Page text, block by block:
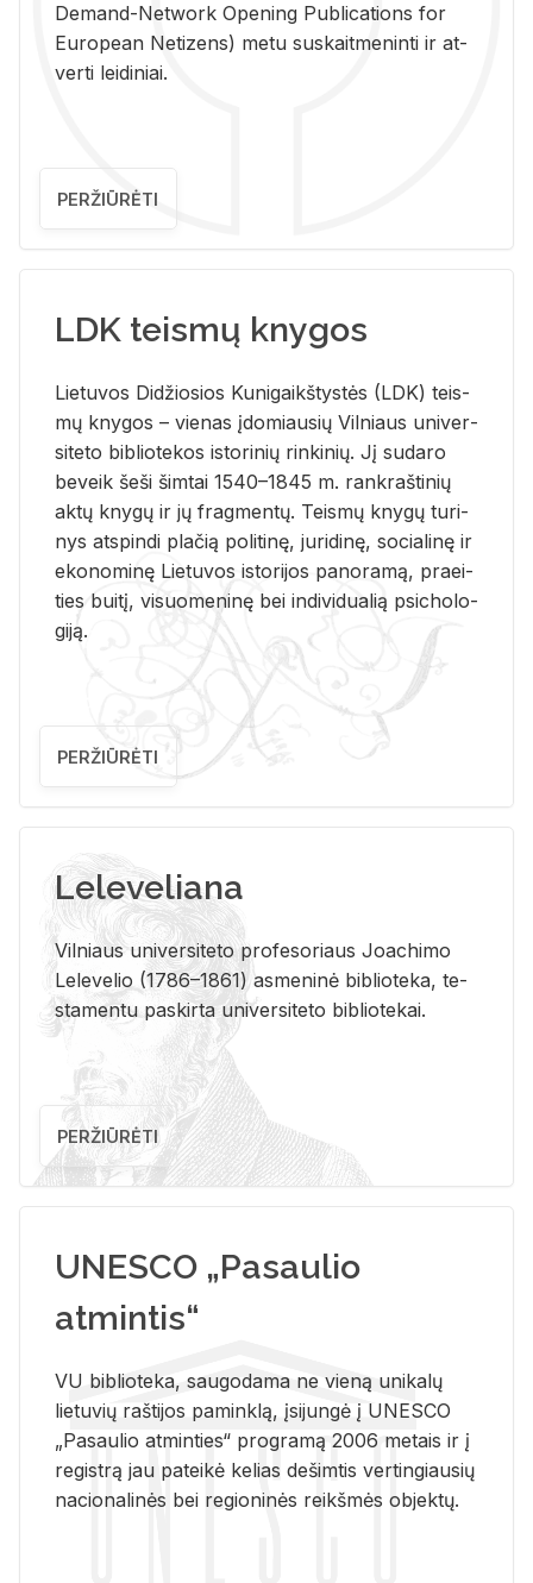
De­mand-Ne­twork Ope­ning Pub­li­ca­tions for
Eu­ro­pe­an Ne­ti­zens) metu su­skait­me­nin­ti ir at­
ver­ti lei­di­niai.
PERŽIŪRĖTI
LDK teismų knygos
Lie­tu­vos Di­džio­sios Ku­ni­gaikš­tys­tės (LDK) teis­
mų kny­gos – vie­nas įdo­miau­sių Vil­niaus uni­ver­
si­te­to bi­b­lio­te­kos is­to­ri­nių rin­ki­nių. Jį su­da­ro
be­veik šeši šim­tai 1540–1845 m. rank­raš­ti­nių
aktų kny­gų ir jų frag­men­tų. Teis­mų kny­gų tu­ri­
nys at­spin­di pla­čią po­li­ti­nę, ju­ri­di­nę, so­cia­li­nę ir
eko­no­mi­nę Lie­tu­vos is­to­ri­jos pa­no­ra­mą, pra­ei­
ties bui­tį, vi­suo­me­ni­nę bei in­di­vi­dua­lią psi­cho­lo­
gi­ją.
PERŽIŪRĖTI
Leleveliana
Vil­niaus uni­ver­si­te­to pro­fe­so­riaus Jo­a­chi­mo
Le­le­ve­lio (1786–1861) as­me­ni­nė bi­b­lio­te­ka, te­
sta­men­tu pa­skir­ta uni­ver­si­te­to bi­b­lio­te­kai.
PERŽIŪRĖTI
UNESCO „Pasaulio
atmintis“
VU biblioteka, saugodama ne vieną unikalų
lietuvių raštijos paminklą, įsijungė į UNESCO
„Pasaulio atminties“ programą 2006 metais ir į
registrą jau pateikė kelias dešimtis vertingiausių
nacionalinės bei regioninės reikšmės objektų.